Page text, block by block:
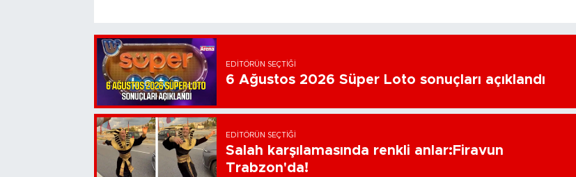
EDITÖRÜN SEÇTIĞI
6 Ağustos 2026 Süper Loto sonuçları açıklandı
EDITÖRÜN SEÇTIĞI
Salah karşılamasında renkli anlar:Firavun
Trabzon'da!